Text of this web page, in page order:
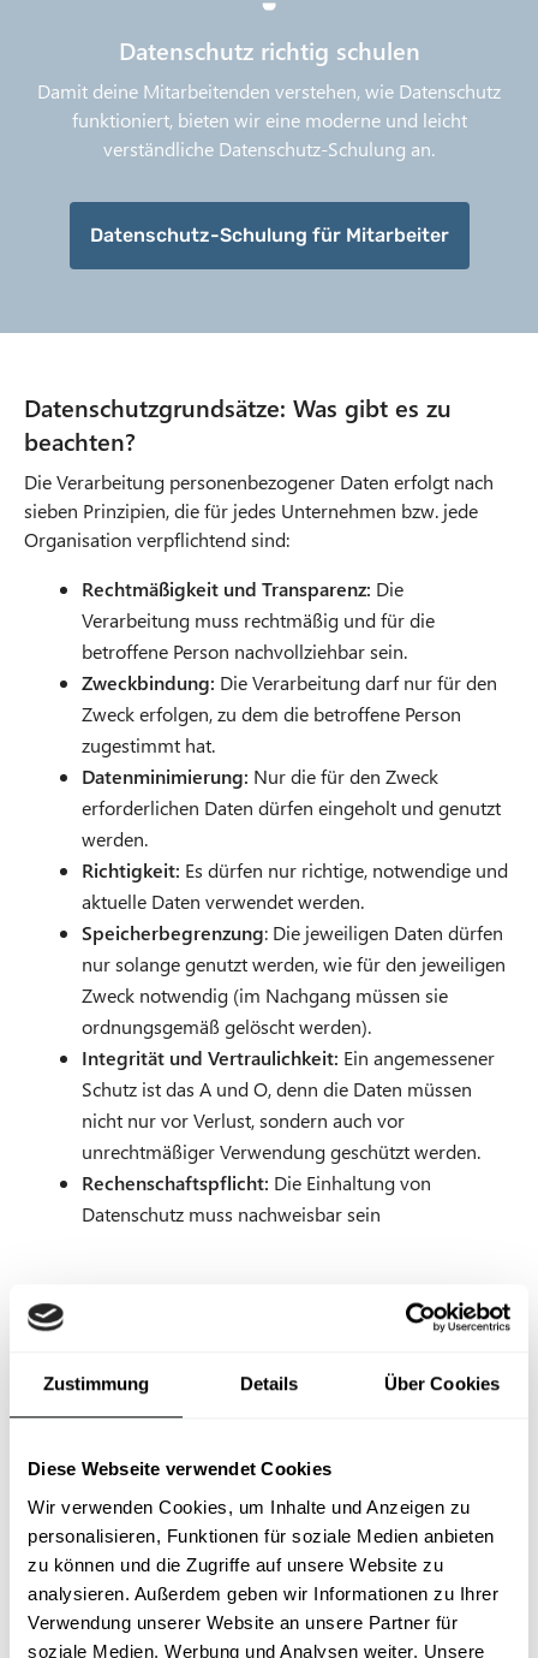
Zustimmung Details Über Cookies
Diese Webseite verwendet Cookies
Wir verwenden Cookies, um Inhalte und Anzeigen zu
personalisieren, Funktionen für soziale Medien anbieten
zu können und die Zugriffe auf unsere Website zu
analysieren. Außerdem geben wir Informationen zu Ihrer
Verwendung unserer Website an unsere Partner für
soziale Medien, Werbung und Analysen weiter. Unsere
Datenschutz richtig schulen
Damit deine Mitarbeitenden verstehen, wie Datenschutz
funktioniert, bieten wir eine moderne und leicht
verständliche Datenschutz-Schulung an.
Datenschutz-Schulung für Mitarbeiter
Datenschutzgrundsätze: Was gibt es zu
beachten?
Die Verarbeitung personenbezogener Daten erfolgt nach
sieben Prinzipien, die für jedes Unternehmen bzw. jede
Organisation verpflichtend sind:
Rechtmäßigkeit und Transparenz: Die
Verarbeitung muss rechtmäßig und für die
betroffene Person nachvollziehbar sein.
Zweckbindung: Die Verarbeitung darf nur für den
Zweck erfolgen, zu dem die betroffene Person
zugestimmt hat.
Datenminimierung: Nur die für den Zweck
erforderlichen Daten dürfen eingeholt und genutzt
werden.
Richtigkeit: Es dürfen nur richtige, notwendige und
aktuelle Daten verwendet werden.
Speicherbegrenzung: Die jeweiligen Daten dürfen
nur solange genutzt werden, wie für den jeweiligen
Zweck notwendig (im Nachgang müssen sie
ordnungsgemäß gelöscht werden).
Integrität und Vertraulichkeit: Ein angemessener
Schutz ist das A und O, denn die Daten müssen
nicht nur vor Verlust, sondern auch vor
unrechtmäßiger Verwendung geschützt werden.
Rechenschaftspflicht: Die Einhaltung von
Datenschutz muss nachweisbar sein
Datenschutz: Die Rechte der betroffenen
Person
Jede Person, deren personenbezogene Daten erhoben und
verarbeitet werden, hat folgende Rechte:
Unternehmen oder anderen Stellen die Auskunft
über ihre dort gespeicherten Daten anfordern.
Berichtigung:Falls die gespeicherten Daten nicht
korrekt sind, besteht ein Recht auf Berichtigung der
Daten.
Löschung / Sperrung:Sofern kein Gesetz im Wege